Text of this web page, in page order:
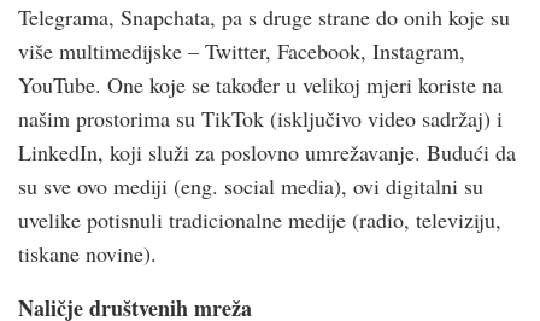
Telegrama, Snapchata, pa s druge strane do onih koje su
više multimedijske – Twitter, Facebook, Instagram,
YouTube. One koje se također u velikoj mjeri koriste na
našim prostorima su TikTok (isključivo video sadržaj) i
LinkedIn, koji služi za poslovno umrežavanje. Budući da
su sve ovo mediji (eng. social media), ovi digitalni su
uvelike potisnuli tradicionalne medije (radio, televiziju,
tiskane novine).
Naličje društvenih mreža